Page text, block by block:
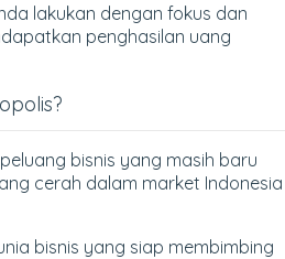
lakukan dengan fokus dan
penghasilan uang
bisnis yang masih baru
cerah dalam market Indonesia
bisnis yang siap membimbing